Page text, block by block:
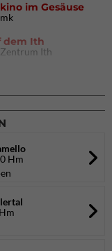
im Gesäuse
dem Ith
Ith
Süd (Thalkirchen)
Hm